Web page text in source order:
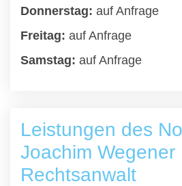
Donnerstag: auf Anfrage
Freitag: auf Anfrage
Samstag: auf Anfrage
Leistungen des
Joachim Wegener
Rechtsanwalt